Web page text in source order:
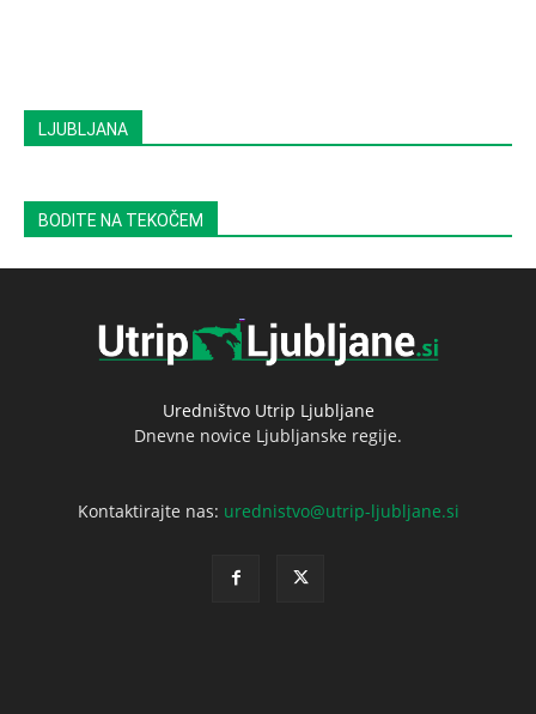
LJUBLJANA
BODITE NA TEKOČEM
Uredništvo Utrip Ljubljane
Dnevne novice Ljubljanske regije.
Kontaktirajte nas: urednistvo@utrip-ljubljane.si